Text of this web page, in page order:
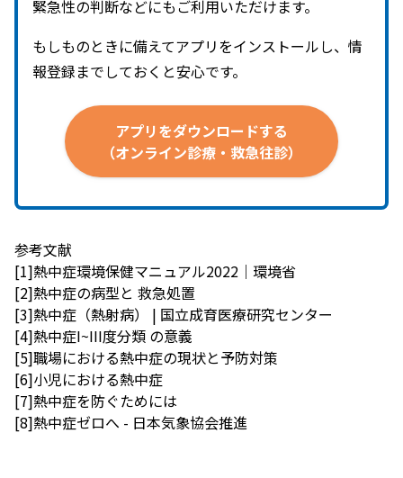
緊急性の判断などにもご利用いただけます。
もしものときに備えてアプリをインストールし、情
報登録までしておくと安心です。
アプリをダウンロードする
（オンライン診療・救急往診）
参考文献
[1]熱中症環境保健マニュアル2022｜環境省
[2]熱中症の病型と 救急処置
[3]熱中症（熱射病） | 国立成育医療研究センター
[4]熱中症I~III度分類 の意義
[5]職場における熱中症の現状と予防対策
[6]小児における熱中症
[7]熱中症を防ぐためには
[8]熱中症ゼロへ - 日本気象協会推進